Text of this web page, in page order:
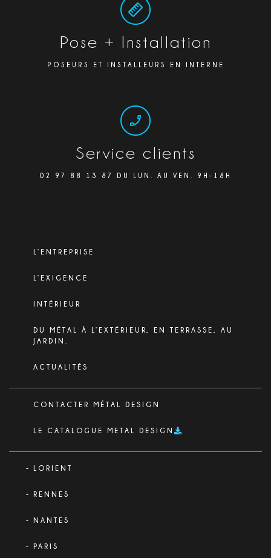
Pose + Installation
POSEURS ET INSTALLEURS EN INTERNE
Service clients
02 97 88 13 87 DU LUN. AU VEN. 9H-18H
L’ENTREPRISE
L’EXIGENCE
INTÉRIEUR
DU MÉTAL À L’EXTÉRIEUR, EN TERRASSE, AU
JARDIN.
ACTUALITÉS
CONTACTER MÉTAL DESIGN
LE CATALOGUE METAL DESIGN
LORIENT
RENNES
NANTES
PARIS